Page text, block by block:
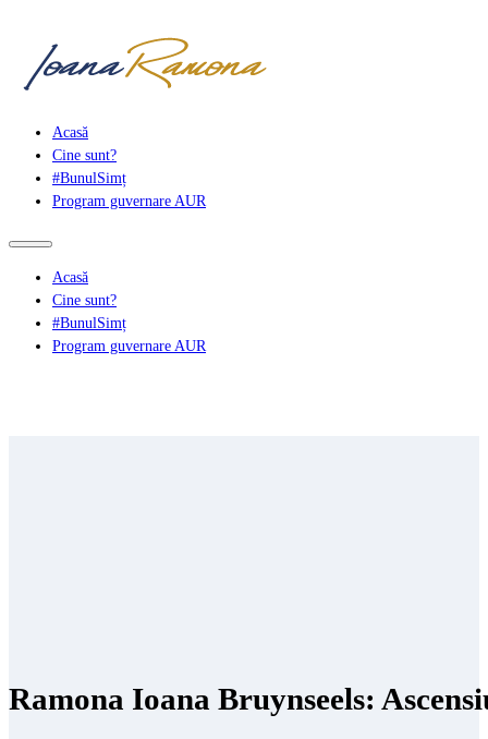
Acasă
Cine sunt?
#BunulSimț
Program guvernare AUR
Acasă
Cine sunt?
#BunulSimț
Program guvernare AUR
Ramona Ioana Bruynseels: